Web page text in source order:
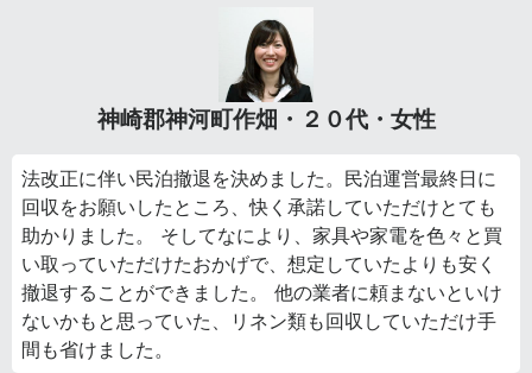
神崎郡神河町作畑・２０代・女性
法改正に伴い民泊撤退を決めました。民泊運営最終日に
回収をお願いしたところ、快く承諾していただけとても
助かりました。 そしてなにより、家具や家電を色々と買
い取っていただけたおかげで、想定していたよりも安く
撤退することができました。 他の業者に頼まないといけ
ないかもと思っていた、リネン類も回収していただけ手
間も省けました。